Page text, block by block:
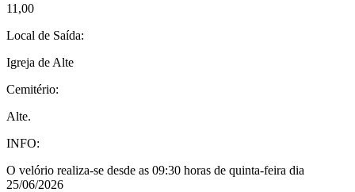
11,00
Local de Saída:
Igreja de Alte
Cemitério:
Alte.
INFO:
O velório realiza-se desde as 09:30 horas de quinta-feira dia
25/06/2026